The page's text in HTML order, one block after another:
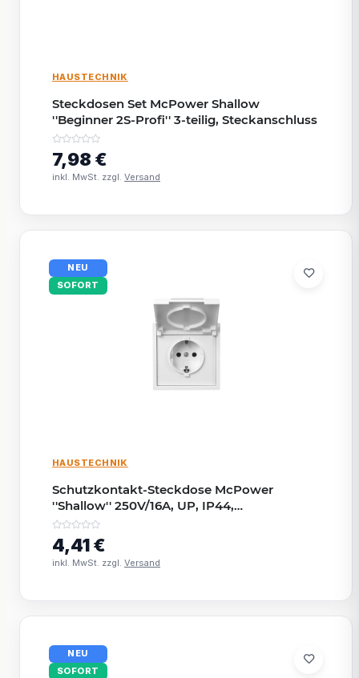
HAUSTECHNIK
Steckdosen Set McPower Shallow
''Beginner 2S-Profi'' 3-teilig, Steckanschluss
7,98 €
inkl. MwSt. zzgl. Versand
NEU
SOFORT
HAUSTECHNIK
Schutzkontakt-Steckdose McPower
''Shallow'' 250V/16A, UP, IP44,
Steckanschluss
4,41 €
inkl. MwSt. zzgl. Versand
NEU
SOFORT